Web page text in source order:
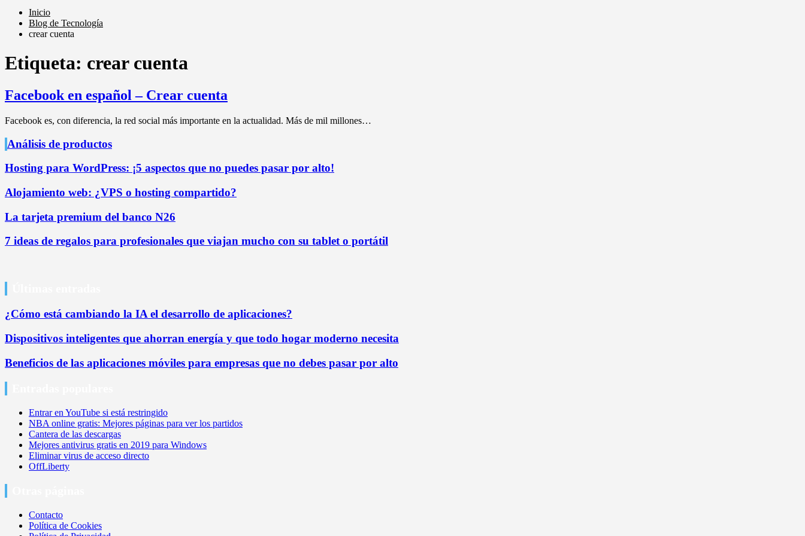
Inicio
Blog de Tecnología
crear cuenta
Etiqueta: crear cuenta
Facebook en español – Crear cuenta
Facebook es, con diferencia, la red social más importante en la actualidad. Más de mil millones…
Análisis de productos
Hosting para WordPress: ¡5 aspectos que no puedes pasar por alto!
Alojamiento web: ¿VPS o hosting compartido?
La tarjeta premium del banco N26
7 ideas de regalos para profesionales que viajan mucho con su tablet o portátil
¿Cómo está cambiando la IA el desarrollo de aplicaciones?
Dispositivos inteligentes que ahorran energía y que todo hogar moderno necesita
Beneficios de las aplicaciones móviles para empresas que no debes pasar por alto
Entrar en YouTube si está restringido
NBA online gratis: Mejores páginas para ver los partidos
Cantera de las descargas
Mejores antivirus gratis en 2019 para Windows
Eliminar virus de acceso directo
OffLiberty
Contacto
Política de Cookies